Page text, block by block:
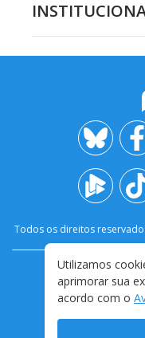
Todos os direitos
Utilizamos
aprimorar sua
acordo com o